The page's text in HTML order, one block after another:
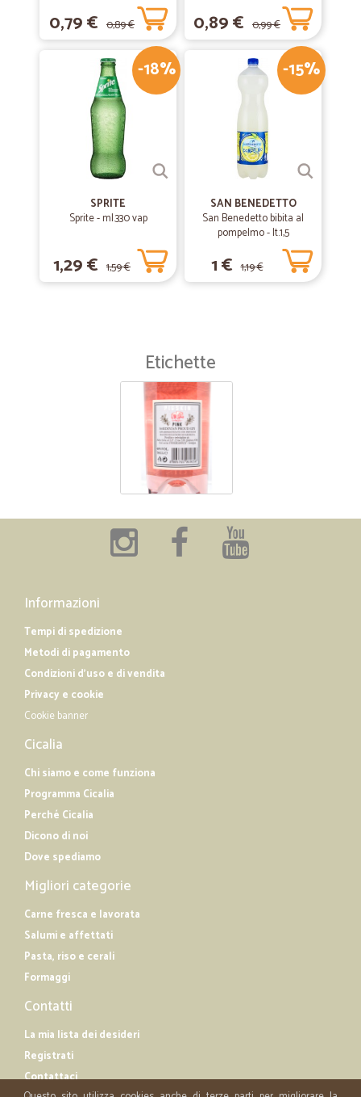
0,79 € 0,89 € 0,89 € 0,99 €
-18%
SPRITE
Sprite - ml.330 vap
1,29 € 1,59 €
-15%
SAN BENEDETTO
San Benedetto bibita al
pompelmo - lt.1,5
1 € 1,19 €
Etichette
Informazioni
Tempi di spedizione
Metodi di pagamento
Condizioni d'uso e di vendita
Privacy e cookie
Cookie banner
Cicalia
Chi siamo e come funziona
Programma Cicalia
Perché Cicalia
Dicono di noi
Dove spediamo
Migliori categorie
Carne fresca e lavorata
Salumi e affettati
Pasta, riso e cerali
Formaggi
Contatti
La mia lista dei desideri
Registrati
Contattaci